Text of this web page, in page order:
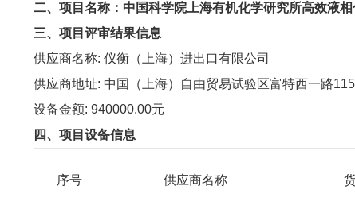
二、项目名称： 中国科学院上海有机化学研究所高效液
三、项目评审结果信息
供应商名称: 仪衡（上海）进出口有限公司
供应商地址: 中国（上海）自由贸易试验区富特西一路115
设备金额: 940000.00元
四、项目设备信息
序号 供应商名称